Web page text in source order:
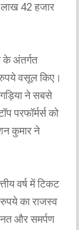
लाख 42 हजार
के अंतर्गत
वसूल किए।
ने सबसे
परफॉर्मर्स को
कुमार ने
वर्ष में टिकट
का राजस्व
और समर्पण